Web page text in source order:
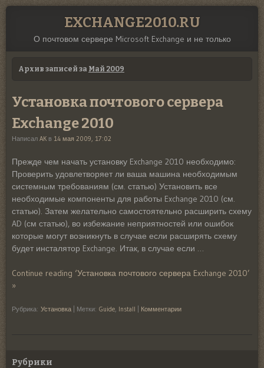
EXCHANGE2010.RU
О почтовом сервере Microsoft Exchange и не только
Архив записей за Май 2009
Установка почтового сервера
Exchange 2010
Написал AK в 14 мая 2009, 17:02
Прежде чем начать установку Exchange 2010 необходимо:
Проверить удовлетворяет ли ваша машина необходимым
системным требованиям (см. статью) Установить все
необходимые компоненты для работы Exchange 2010 (см.
статью). Затем желательно самостоятельно расширить схему
AD (см статью), во избежание неприятностей или ошибок
которые могут возникнуть в случае если расширять схему
будет инсталятор Exchange. Итак, в случае если …
Continue reading ‘Установка почтового сервера Exchange 2010’
»
Рубрика: Установка Метки: Guide, Install Комментарии
Рубрики